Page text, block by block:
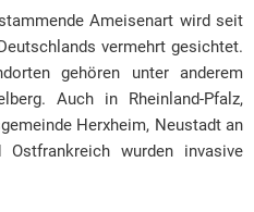
Ameisenart wird seit
vermehrt gesichtet.
gehören unter anderem
Auch in Rheinland-Pfalz,
Herxheim, Neustadt an
wurden invasive